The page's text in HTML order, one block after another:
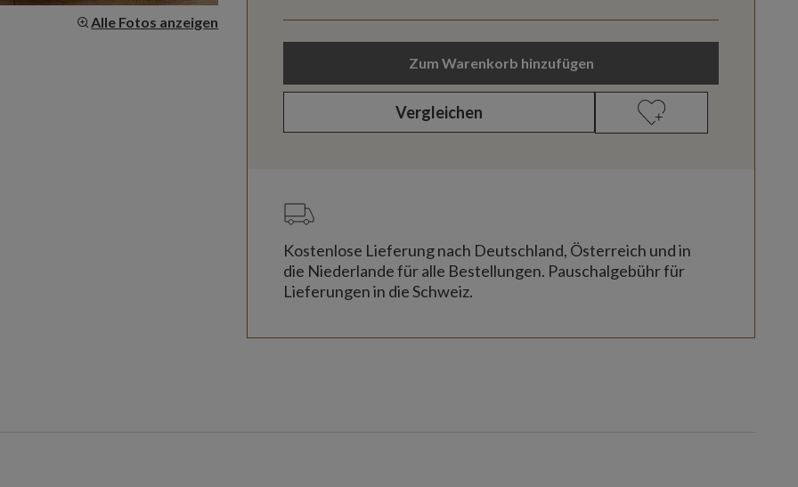
Alle Fotos anzeigen
Zum Warenkorb hinzufügen
Vergleichen
Kostenlose Lieferung nach Deutschland, Österreich und in
die Niederlande für alle Bestellungen. Pauschalgebühr für
Lieferungen in die Schweiz.